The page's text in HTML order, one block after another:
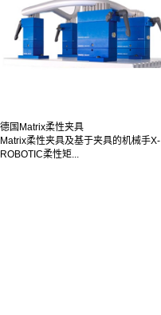
德国Matrix柔性夹具
Matrix柔性夹具及基于夹具的机械手X-
ROBOTIC柔性矩...